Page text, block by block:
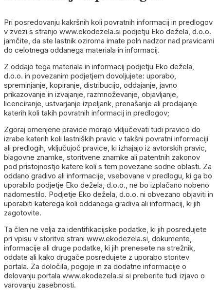
Pri posredovanju kakršnih koli povratnih informacij in predlogov
v zvezi s stranjo www.ekodezela.si podjetju Eko dežela, d.o.o.
jamčite, da ste lastnik oziroma imate poln nadzor nad pravicami
do celotnega oddanega materiala in informacij.
Z oddajo tega materiala in informacij podjetju Eko dežela,
d.o.o. in povezanim podjetjem dovoljujete: uporabo,
spreminjanje, kopiranje, distribucijo, oddajanje, javno
prikazovanje in izvajanje, razmnoževanje, objavljanje,
licenciranje, ustvarjanje izpeljank, prenašanje ali prodajanje
katerih koli takih povratnih informacij in predlogov;
Zgoraj omenjene pravice morajo vključevati tudi pravico do
izrabe katerih koli lastniških pravic v takšni povratni informaciji
ali predlogih, vključujoč pravice, ki izhajajo iz avtorskih pravic,
blagovne znamke, storitvene znamke ali patentnih zakonov
pod pristojnostjo katere koli s tem povezane sodne oblasti. Za
oddano gradivo ali informacije, vsebovane v predlogu, ki ga bo
uporabilo podjetje Eko dežela, d.o.o., ne bo izplačano nobeno
nadomestilo. Podjetje Eko dežela, d.o.o. ni obvezano objaviti in
uporabiti katerega koli oddanega gradiva ali informacij, ki jih
zagotovite.
Ta člen ne velja za identifikacijske podatke, ki jih posredujete
pri vpisu v storitve strani www.ekodezela.si, dokumente,
informacije ali druge podatke, ki jih prenesete na strežnik,
oddate ali kako drugače posredujete z uporabo storitev
portala. Za določila, pogoje in za dodatne informacije o
delovanju portala www.ekodezela.si si preberite tudi izjavo o
varovanju zasebnosti.